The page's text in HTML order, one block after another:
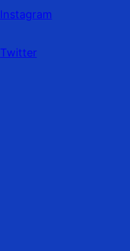
Instagram
Twitter